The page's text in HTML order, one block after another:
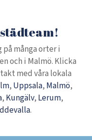
många orter i
och i Malmö. Klicka
med våra lokala
, Uppsala, Malmö,
, Kungälv, Lerum,
.